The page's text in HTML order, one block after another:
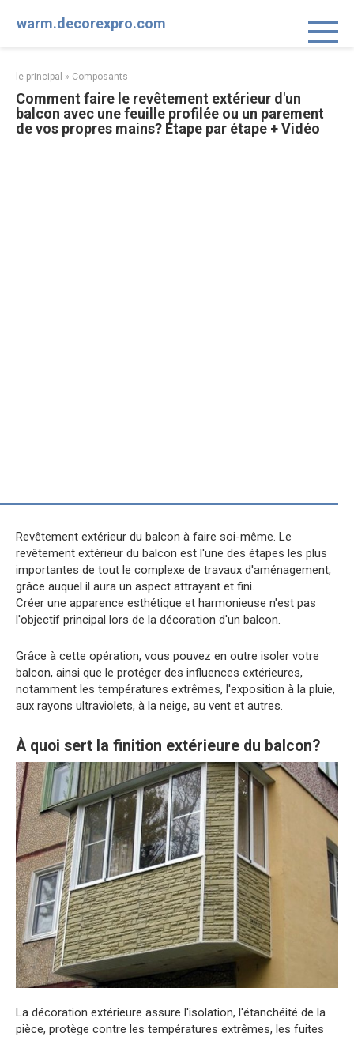
warm.decorexpro.com
le principal » Composants
Comment faire le revêtement extérieur d'un
balcon avec une feuille profilée ou un parement
de vos propres mains? Étape par étape + Vidéo
Revêtement extérieur du balcon à faire soi-même. Le
revêtement extérieur du balcon est l'une des étapes les plus
importantes de tout le complexe de travaux d'aménagement,
grâce auquel il aura un aspect attrayant et fini.
Créer une apparence esthétique et harmonieuse n'est pas
l'objectif principal lors de la décoration d'un balcon.
Grâce à cette opération, vous pouvez en outre isoler votre
balcon, ainsi que le protéger des influences extérieures,
notamment les températures extrêmes, l'exposition à la pluie,
aux rayons ultraviolets, à la neige, au vent et autres.
À quoi sert la finition extérieure du balcon?
La décoration extérieure assure l'isolation, l'étanchéité de la
pièce, protège contre les températures extrêmes, les fuites